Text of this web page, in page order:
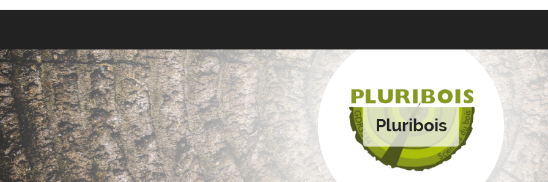
Pluribois